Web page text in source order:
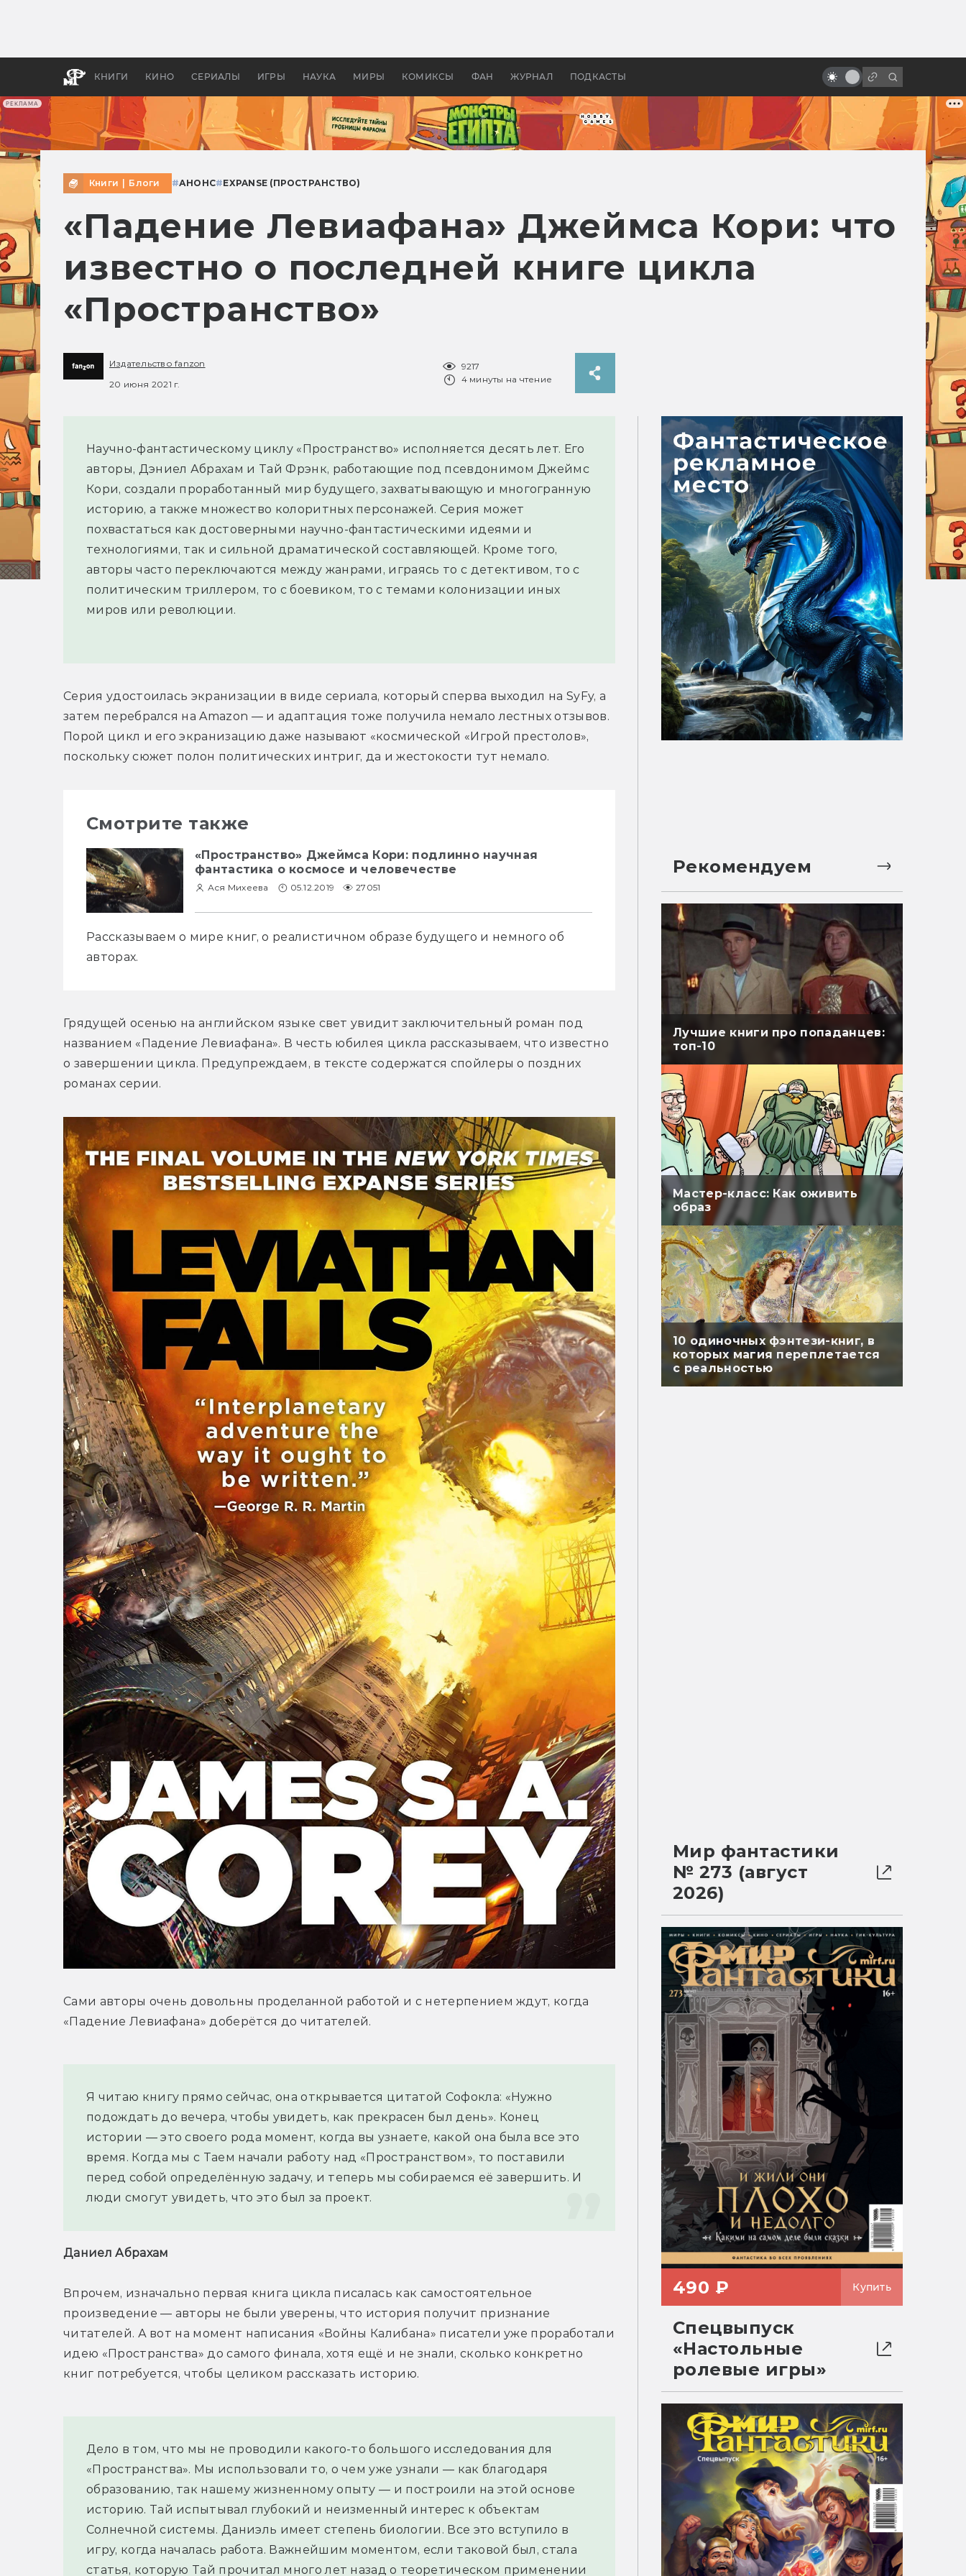
РЕКЛАМА
КНИГИ КИНО СЕРИАЛЫ ИГРЫ НАУКА МИРЫ КОМИКСЫ ФАН ЖУРНАЛ ПОДКАСТЫ
бы «Властелина колец»
Древней Грецией
из Европы, которых вы,
возможно, не видели
Книги Блоги #АНОНС#EXPANSE (ПРОСТРАНСТВО)
«Падение Левиафана» Джеймса Кори: что
известно о последней книге цикла
«Пространство»
Издательство fanzon
20 июня 2021 г.
9217
4 минуты на чтение
Научно-фантастическому циклу «Пространство» исполняется десять лет. Его
авторы, Дэниел Абрахам и Тай Фрэнк, работающие под псевдонимом Джеймс
Кори, создали проработанный мир будущего, захватывающую и многогранную
историю, а также множество колоритных персонажей. Серия может
похвастаться как достоверными научно-фантастическими идеями и
технологиями, так и сильной драматической составляющей. Кроме того,
авторы часто переключаются между жанрами, играясь то с детективом, то с
политическим триллером, то с боевиком, то с темами колонизации иных
миров или революции.
Серия удостоилась экранизации в виде сериала, который сперва выходил на SyFy, а
затем перебрался на Amazon — и адаптация тоже получила немало лестных отзывов.
Порой цикл и его экранизацию даже называют «космической «Игрой престолов»,
поскольку сюжет полон политических интриг, да и жестокости тут немало.
Смотрите также
«Пространство» Джеймса Кори: подлинно научная
фантастика о космосе и человечестве
Ася Михеева 05.12.2019 27051
Рассказываем о мире книг, о реалистичном образе будущего и немного об
авторах.
Грядущей осенью на английском языке свет увидит заключительный роман под
названием «Падение Левиафана». В честь юбилея цикла рассказываем, что известно
о завершении цикла. Предупреждаем, в тексте содержатся спойлеры о поздних
романах серии.
Сами авторы очень довольны проделанной работой и с нетерпением ждут, когда
«Падение Левиафана» доберётся до читателей.
Я читаю книгу прямо сейчас, она открывается цитатой Софокла: «Нужно
подождать до вечера, чтобы увидеть, как прекрасен был день». Конец
истории — это своего рода момент, когда вы узнаете, какой она была все это
время. Когда мы с Таем начали работу над «Пространством», то поставили
перед собой определённую задачу, и теперь мы собираемся её завершить. И
люди смогут увидеть, что это был за проект.
Даниел Абрахам
Впрочем, изначально первая книга цикла писалась как самостоятельное
произведение — авторы не были уверены, что история получит признание
читателей. А вот на момент написания «Войны Калибана» писатели уже проработали
идею «Пространства» до самого финала, хотя ещё и не знали, сколько конкретно
книг потребуется, чтобы целиком рассказать историю.
Дело в том, что мы не проводили какого-то большого исследования для
«Пространства». Мы использовали то, о чем уже узнали — как благодаря
образованию, так нашему жизненному опыту — и построили на этой основе
историю. Тай испытывал глубокий и неизменный интерес к объектам
Солнечной системы. Даниэль имеет степень биологии. Все это вступило в
игру, когда началась работа. Важнейшим моментом, если таковой был, стала
статья, которую Тай прочитал много лет назад о теоретическом применении
Рекомендуем
Лучшие книги про попаданцев:
топ-10
Мастер-класс: Как оживить
образ
10 одиночных фэнтези-книг, в
которых магия переплетается
с реальностью
Мир фантастики
№ 273 (август
2026)
490 ₽ Купить
Спецвыпуск
«Настольные
ролевые игры»